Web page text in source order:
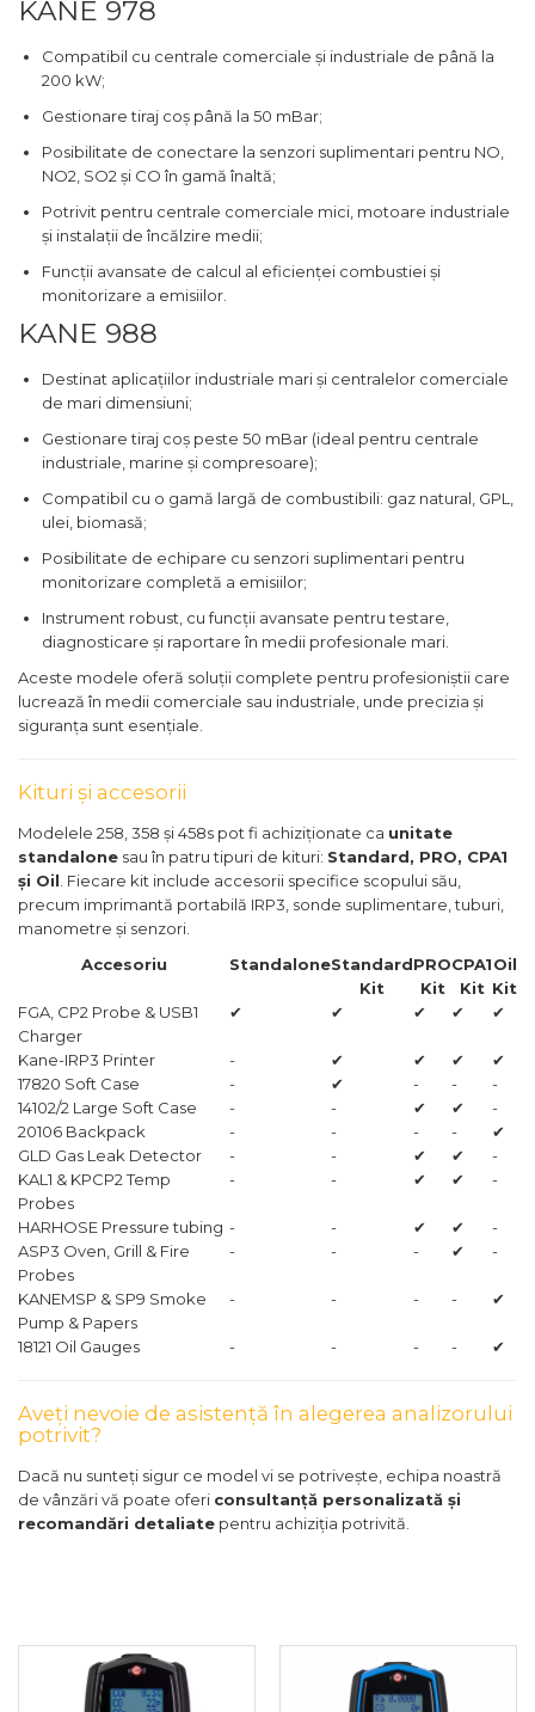
KANE 978
Compatibil cu centrale comerciale și industriale de până la
200 kW;
Gestionare tiraj coș până la 50 mBar;
Posibilitate de conectare la senzori suplimentari pentru NO,
NO2, SO2 și CO în gamă înaltă;
Potrivit pentru centrale comerciale mici, motoare industriale
și instalații de încălzire medii;
Funcții avansate de calcul al eficienței combustiei și
monitorizare a emisiilor.
KANE 988
Destinat aplicațiilor industriale mari și centralelor comerciale
de mari dimensiuni;
Gestionare tiraj coș peste 50 mBar (ideal pentru centrale
industriale, marine și compresoare);
Compatibil cu o gamă largă de combustibili: gaz natural, GPL,
ulei, biomasă;
Posibilitate de echipare cu senzori suplimentari pentru
monitorizare completă a emisiilor;
Instrument robust, cu funcții avansate pentru testare,
diagnosticare și raportare în medii profesionale mari.
Aceste modele oferă soluții complete pentru profesioniștii care
lucrează în medii comerciale sau industriale, unde precizia și
siguranța sunt esențiale.
Kituri și accesorii
Modelele 258, 358 și 458s pot fi achiziționate ca unitate
standalone sau în patru tipuri de kituri: Standard, PRO, CPA1
și Oil . Fiecare kit include accesorii specifice scopului său,
precum imprimantă portabilă IRP3, sonde suplimentare, tuburi,
manometre și senzori.
Accesoriu
StandaloneStandard
Kit
PRO
Kit
CPA1
Kit
Oil
Kit
FGA, CP2 Probe & USB1
Charger
✔ ✔ ✔ ✔ ✔
Kane-IRP3 Printer - ✔ ✔ ✔
✔
17820 Soft Case
- ✔ - -
-
14102/2 Large Soft Case
- - ✔ ✔
-
20106 Backpack
- - - -
✔
GLD Gas Leak Detector
- - ✔ ✔
-
KAL1 & KPCP2 Temp
Probes
- - ✔ ✔ -
HARHOSE Pressure tubing - - ✔ ✔
-
ASP3 Oven, Grill & Fire
Probes
- - - ✔ -
KANEMSP & SP9 Smoke
Pump & Papers
- - - - ✔
18121 Oil Gauges - - - - ✔
Aveți nevoie de asistență în alegerea analizorului
potrivit?
Dacă nu sunteți sigur ce model vi se potrivește, echipa noastră
de vânzări vă poate oferi consultanță personalizată și
recomandări detaliate pentru achiziția potrivită.